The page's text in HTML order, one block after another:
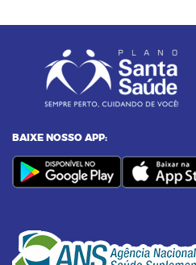
05
Entenda o por que a
06
Alimentos
07 Yoga: conheça 6
08
Pilates na terceira
benefícios dessa
BAIXE NOSSO APP: